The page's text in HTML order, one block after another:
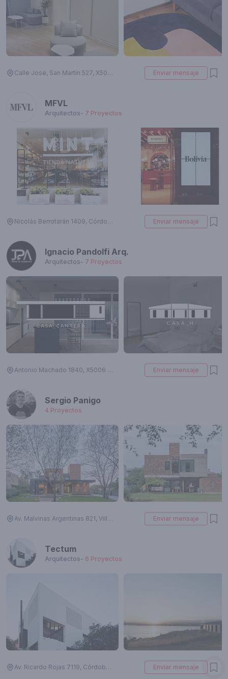
Calle Jose, San Martín 527, X5000 Córdoba, Argentina Enviar mensaje
MFVL
Arquitectos- 7 Proyectos
Nicolás Berrotarán 1409, Córdoba, Argentina Enviar mensaje
Ignacio Pandolfi Arq.
Arquitectos- 7 Proyectos
Antonio Machado 1840, X5006 Córdoba, Argentina Enviar mensaje
Sergio Panigo
4 Proyectos
Av. Malvinas Argentinas 821, Villa Allende, Córdoba, Argentina Enviar mensaje
Tectum
Arquitectos- 6 Proyectos
Av. Ricardo Rojas 7119, Córdoba, Argentina Enviar mensaje